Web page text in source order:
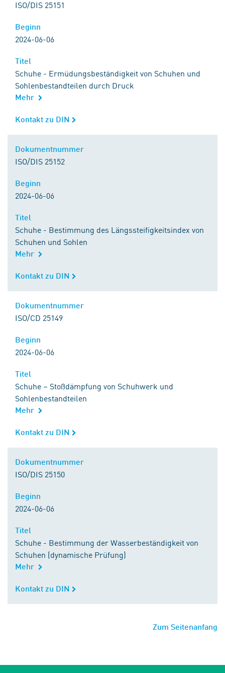
ISO/DIS 25151
Beginn
2024-06-06
Titel
Schuhe - Ermüdungsbeständigkeit von Schuhen und
Sohlenbestandteilen durch Druck
Mehr
Kontakt zu DIN
Kontakt zu DIN
Dokumentnummer
ISO/DIS 25152
Beginn
2024-06-06
Titel
Schuhe - Bestimmung des Längssteifigkeitsindex von
Schuhen und Sohlen
Mehr
Kontakt zu DIN
Kontakt zu DIN
Dokumentnummer
ISO/CD 25149
Beginn
2024-06-06
Titel
Schuhe – Stoßdämpfung von Schuhwerk und
Sohlenbestandteilen
Mehr
Kontakt zu DIN
Kontakt zu DIN
Dokumentnummer
ISO/DIS 25150
Beginn
2024-06-06
Titel
Schuhe - Bestimmung der Wasserbeständigkeit von
Schuhen (dynamische Prüfung)
Mehr
Kontakt zu DIN
Kontakt zu DIN
Zum Seitenanfang